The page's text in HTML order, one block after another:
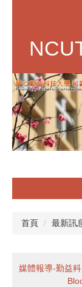
容
區
首頁 最新訊
媒體報導-勤益